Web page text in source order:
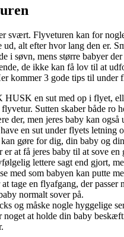
svært. Flyveturen kan for
ud, alt efter hvor lang den er.
i søvn, mens større babyer
de ikke kan få lov til at
kommer 3 gode tips til under
en sut med op i flyet,
Sutten skaber både ro
der, men jeres baby kan også
en sut under flyets letning
gøre for dig, din baby og
er at få jeres baby til at sove en
lettere sagt end gjort,
med som babyen kan putte
tage en flyafgang, der passer
normalt sover på.
og måske nogle hyggelige
noget at holde din baby